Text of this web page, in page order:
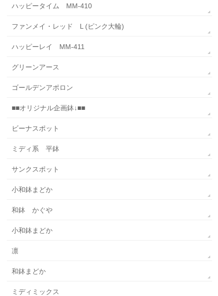
ハッピータイム MM-410
ファンメイ・レッド L (ピンク大輪)
ハッピーレイ MM-411
グリーンアース
ゴールデンアポロン
■■オリジナル企画鉢↓■■
ビーナスポット
ミディ系 平鉢
サンクスポット
小和鉢まどか
和鉢 かぐや
小和鉢まどか
凛
和鉢まどか
ミディミックス